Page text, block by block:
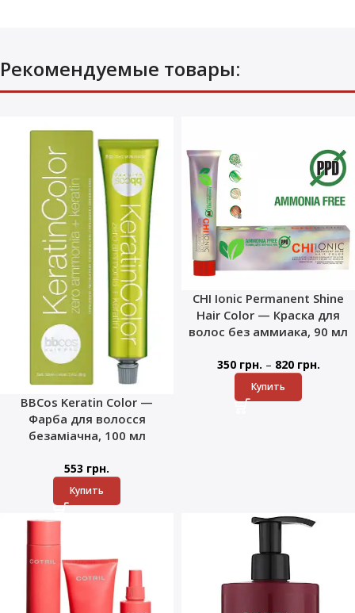
Рекомендуемые товары:
BBCos Keratin Color —
Фарба для волосся
безаміачна, 100 мл
553 грн.
Купить
CHI Ionic Permanent Shine
Hair Color — Краска для
волос без аммиака, 90 мл
350 грн. – 820 грн.
Купить